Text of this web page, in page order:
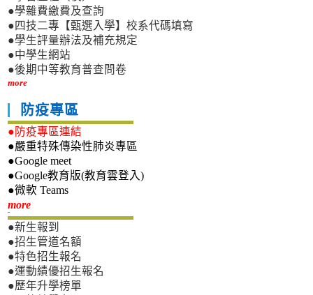
●學雜費繳費及查詢
●四技二專【甄選入學】校系代碼填寫
●學生評量辦法及補充規定
●中學生網站
●後期中等教育普查問卷
more
防疫專區
●防疫專區連結
●嚴重特殊傳染性肺炎專區
●Google meet
●Google教育版(教育雲登入)
●微軟 Teams
more新生專區
●新生報到
●招生管道名額
●特色招生報名
●運動績優招生報名
●歷年升學榜單